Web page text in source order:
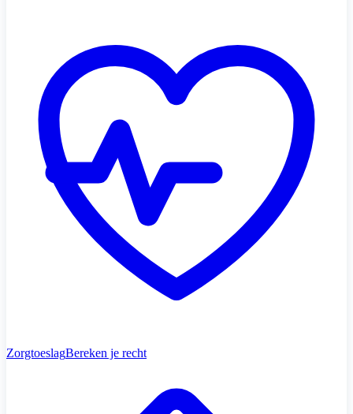
ZorgtoeslagBereken je recht